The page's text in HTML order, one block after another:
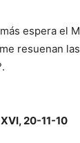
espera el
resuenan
XVI, 20-11-10